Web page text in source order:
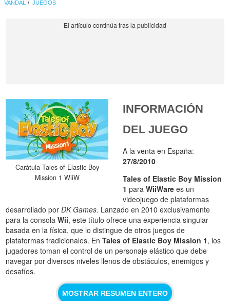
VANDAL JUEGOS
Carátula Tales of Elastic Boy
Mission 1 WiiW
INFORMACIÓN
DEL JUEGO
A la venta en España:
27/8/2010
Tales of Elastic Boy Mission
1 paraWiiWare es un
videojuego de plataformas
desarrollado porDK Games. Lanzado en 2010 exclusivamente
para la consolaWii, este título ofrece una experiencia singular
basada en la física, que lo distingue de otros juegos de
plataformas tradicionales. EnTales of Elastic Boy Mission 1, los
jugadores toman el control de un personaje elástico que debe
navegar por diversos niveles llenos de obstáculos, enemigos y
desafíos.
MOSTRAR RESUMEN ENTERO